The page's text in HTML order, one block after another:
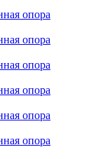
опора
опора
опора
опора
опора
опора